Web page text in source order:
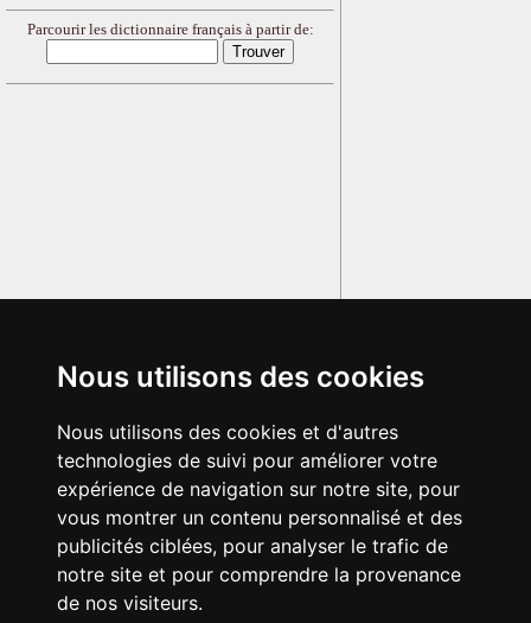
Nous utilisons des cookies
Nous utilisons des cookies et d'autres
technologies de suivi pour améliorer votre
expérience de navigation sur notre site, pour
vous montrer un contenu personnalisé et des
publicités ciblées, pour analyser le trafic de
notre site et pour comprendre la provenance
de nos visiteurs.
Parcourir les dictionnaire français à partir de: